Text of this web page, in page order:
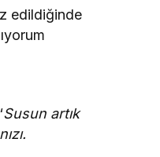
edildiğinde
Susun artık